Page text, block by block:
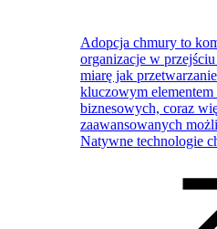
Adopcja chmury to
organizacje w
miarę jak
kluczowym
biznesowych, coraz
zaawansowanych
Natywne technologie